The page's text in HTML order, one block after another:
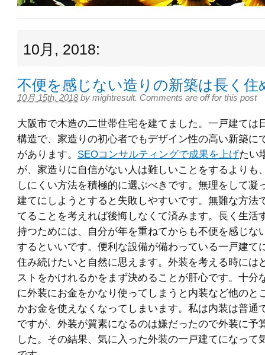
10月, 2018:
不便を感じない造りの新築は長く住
10月 15th, 2018 by mightresult. Comments are off for this post
大阪市で木造の二世帯住宅を建てました。一戸建ては
構造で、家造りの初心者でもデザイン性の高い新築に
があります。 SEOコンサルティングで成果を上げたい
が、家造りに自信がない人は難しいことをするよりも
しにくい方法を積極的に選ぶべきです。無理をして凝
建てにしようとすると失敗しやすいです。無難な方法
てることを考えれば後悔しなくて済みます。長く生活
持つためには、自分が年を重ねてからも不便を感じな
するといいです。便利な設備が備わっている一戸建て
住み続けたいと自然に思えます。外装を考える時には
ストをかけれるかをまず決めることが肝心です。十分
に外装にお金をかなり使ってしまうと内装など他のと
かお金を使えなくなってしまいます。私は内装は普通
ですが、外装が質素になるのは嫌だったので外装に予
した。その結果、気に入った外装の一戸建てになって